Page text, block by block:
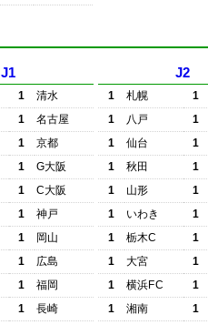
J1
1
清水
1
名古屋
1
京都
1
G大阪
1
C大阪
1
神戸
1
岡山
1
広島
1
福岡
1 長崎
J2
1 札幌
1
1
八戸
1
1
仙台
1
1
秋田
1
1
山形
1
1
いわき
1
1
栃木C
1
1
大宮
1
1
横浜FC
1
1
湘南 1